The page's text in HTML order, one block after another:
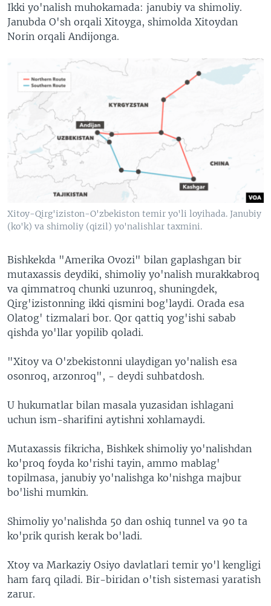
Ikki yo'nalish muhokamada: janubiy va shimoliy.
Janubda O'sh orqali Xitoyga, shimolda Xitoydan
Norin orqali Andijonga.
Xitoy-Qirg'iziston-O'zbekiston temir yo'li loyihada. Janubiy
(ko'k) va shimoliy (qizil) yo'nalishlar taxmini.
Bishkekda "Amerika Ovozi" bilan gaplashgan bir
mutaxassis deydiki, shimoliy yo'nalish murakkabroq
va qimmatroq chunki uzunroq, shuningdek,
Qirg'izistonning ikki qismini bog'laydi. Orada esa
Olatog' tizmalari bor. Qor qattiq yog'ishi sabab
qishda yo'llar yopilib qoladi.
"Xitoy va O'zbekistonni ulaydigan yo'nalish esa
osonroq, arzonroq", - deydi suhbatdosh.
U hukumatlar bilan masala yuzasidan ishlagani
uchun ism-sharifini aytishni xohlamaydi.
Mutaxassis fikricha, Bishkek shimoliy yo'nalishdan
ko'proq foyda ko'rishi tayin, ammo mablag'
topilmasa, janubiy yo'nalishga ko'nishga majbur
bo'lishi mumkin.
Shimoliy yo'nalishda 50 dan oshiq tunnel va 90 ta
ko'prik qurish kerak bo'ladi.
Xtoy va Markaziy Osiyo davlatlari temir yo'l kengligi
ham farq qiladi. Bir-biridan o'tish sistemasi yaratish
zarur.